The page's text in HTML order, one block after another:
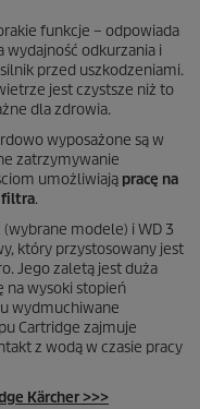
funkcje – odpowiada
wydajność odkurzania i
przed uszkodzeniami.
jest czystsze niż to
dla zdrowia.
wyposażone są w
zatrzymywanie
umożliwiają pracę na
filtra.
modele) i WD 3
który przystosowany jest
Jego zaletą jest duża
na wysoki stopień
wydmuchiwane
Cartridge zajmuje
z wodą w czasie pracy
Kärcher >>>